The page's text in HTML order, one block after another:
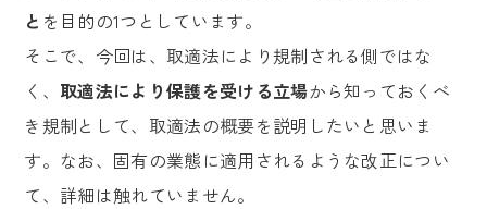
と を目的の1つとしています。
そこで、今回は、取適法により規制される側ではな
く、 取適法により保護を受ける立場から知っておくべ
き規制として、取適法の概要を説明したいと思いま
す。なお、固有の業態に適用されるような改正につい
て、詳細は触れていません。